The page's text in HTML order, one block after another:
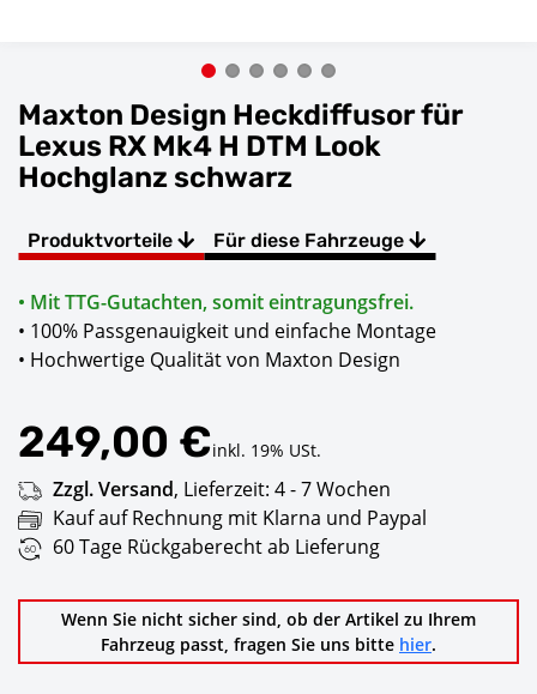
Maxton Design Heckdiffusor für
Lexus RX Mk4 H DTM Look
Hochglanz schwarz
Produktvorteile Für diese Fahrzeuge
• Mit TTG-Gutachten, somit eintragungsfrei.
• 100% Passgenauigkeit und einfache Montage
• Hochwertige Qualität von Maxton Design
249,00 €inkl. 19% USt.
Zzgl. Versand, Lieferzeit: 4 - 7 Wochen
Kauf auf Rechnung mit Klarna und Paypal
60 Tage Rückgaberecht ab Lieferung
Wenn Sie nicht sicher sind, ob der Artikel zu Ihrem
Fahrzeug passt, fragen Sie uns bitte hier.